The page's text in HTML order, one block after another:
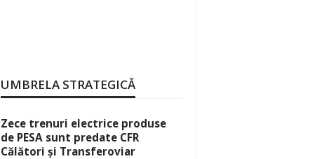
UMBRELA STRATEGICĂ
Zece trenuri electrice produse
de PESA sunt predate CFR
Călători și Transferoviar